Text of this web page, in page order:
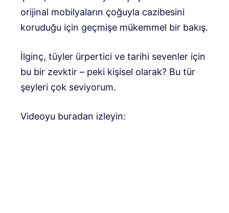
orijinal mobilyaların çoğuyla cazibesini
koruduğu için geçmişe mükemmel bir bakış.
İlginç, tüyler ürpertici ve tarihi sevenler için
bu bir zevktir – peki kişisel olarak? Bu tür
şeyleri çok seviyorum.
Videoyu buradan izleyin: